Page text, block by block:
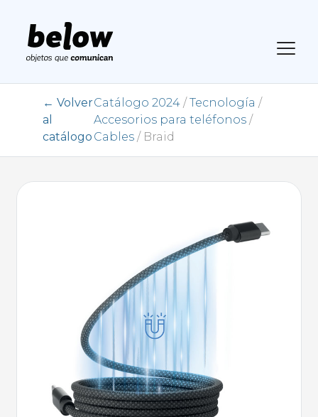
← Volver
al
catálogo
Catálogo 2024/ Tecnología /
Accesorios para teléfonos/
Cables/ Braid